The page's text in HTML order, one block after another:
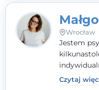
Wrocław
Jestem
parami.
Czytaj